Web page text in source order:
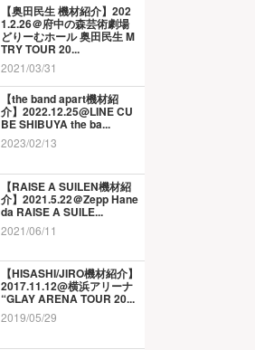
【奥田民生 機材紹介】202
1.2.26＠府中の森芸術劇場
どりーむホール 奥田民生 M
TRY TOUR 20...
2021/03/31
【the band apart機材紹
介】2022.12.25@LINE CU
BE SHIBUYA the ba...
2023/02/13
【RAISE A SUILEN機材紹
介】2021.5.22＠Zepp Hane
da RAISE A SUILE...
2021/06/11
【HISASHI/JIRO機材紹介】
2017.11.12@横浜アリーナ
“GLAY ARENA TOUR 20...
2019/05/29